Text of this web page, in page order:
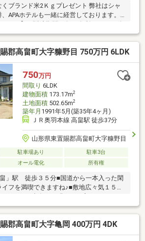
ブランド米2Ｋｇプレゼント 弊社はシャ
APAホテルも一緒に経営しております。■
511円】（返済期間35年、金利0.7％、頭金
案内にも対応可能ですので、お気軽にご
郡高畠町大字糠野目 750万円 6LDK
750万円
間取り 6LDK
建物面積173.17m2
土地面積502.65m2
築年月 1991年5月(築35年4ヶ月)
ＪＲ奥羽本線 高畠駅 徒歩37分
山形県東置賜郡高畠町大字糠野目
駐車場あり
駐車3台
オール電化 所有権
」駅 徒歩３５分■国道から一本入った閑
フを満喫できますね♪■敷地広々気１５２
の場所♪■和室３部屋の建具を開放すると
郡高畠町大字亀岡 400万円 4DK